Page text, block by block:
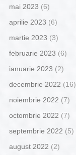
mai 2023 (6)
aprilie 2023 (6)
martie 2023 (3)
februarie 2023 (6)
ianuarie 2023 (2)
decembrie 2022 (16)
noiembrie 2022 (7)
octombrie 2022 (7)
septembrie 2022 (5)
august 2022 (2)